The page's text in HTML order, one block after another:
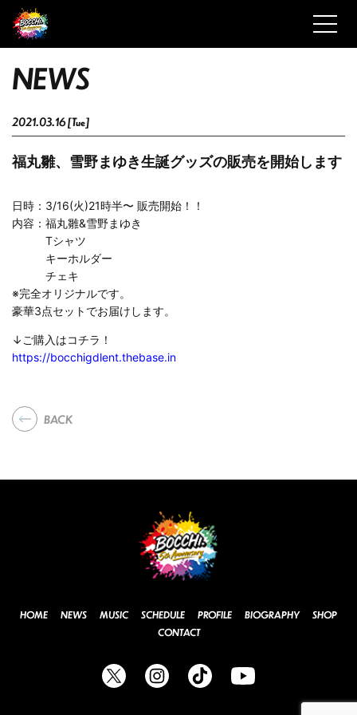
NEWS
2021.03.16 [Tue]
福丸雛、雪野まゆき生誕グッズの販売を開始します
日時：3/16(火)21時半〜 販売開始！！
内容：福丸雛&雪野まゆき
Tシャツ
キーホルダー
チェキ
※完全オリジナルです。
豪華3点セットでお届けします。
↓ご購入はコチラ！
https://bocchigdlent.thebase.in
BACK
HOME NEWS MUSIC SCHEDULE PROFILE BIOGRAPHY
SHOP
CONTACT